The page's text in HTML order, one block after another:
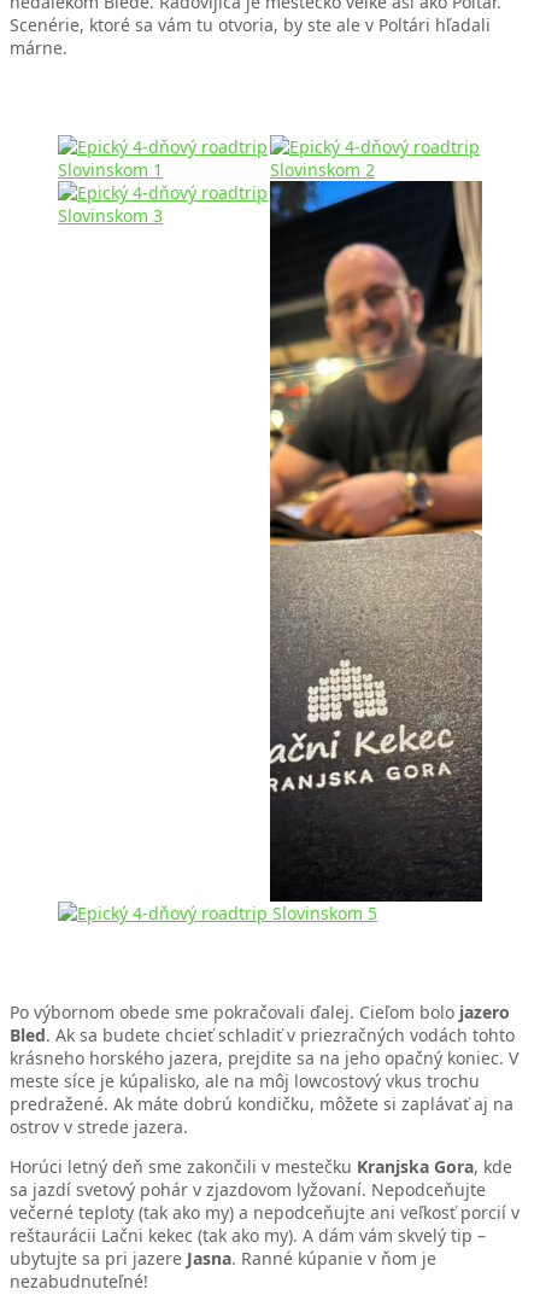
Scenérie, ktoré sa vám tu otvoria, by ste ale v Poltári hľadali
márne.
Po výbornom obede sme pokračovali ďalej. Cieľom bolo jazero
Bled. Ak sa budete chcieť schladiť v priezračných vodách tohto
krásneho horského jazera, prejdite sa na jeho opačný koniec. V
meste síce je kúpalisko, ale na môj lowcostový vkus trochu
predražené. Ak máte dobrú kondičku, môžete si zaplávať aj na
ostrov v strede jazera.
Horúci letný deň sme zakončili v mestečku Kranjska Gora, kde
sa jazdí svetový pohár v zjazdovom lyžovaní. Nepodceňujte
večerné teploty (tak ako my) a nepodceňujte ani veľkosť porcií v
reštaurácii Lačni kekec (tak ako my). A dám vám skvelý tip –
ubytujte sa pri jazere Jasna. Ranné kúpanie v ňom je
nezabudnuteľné!